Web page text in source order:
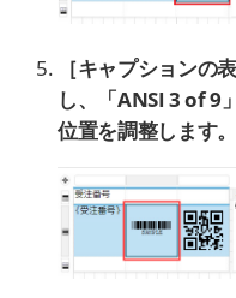
［キャプションの
し、
「ANSI 3 of 9
位置を調整し ます。